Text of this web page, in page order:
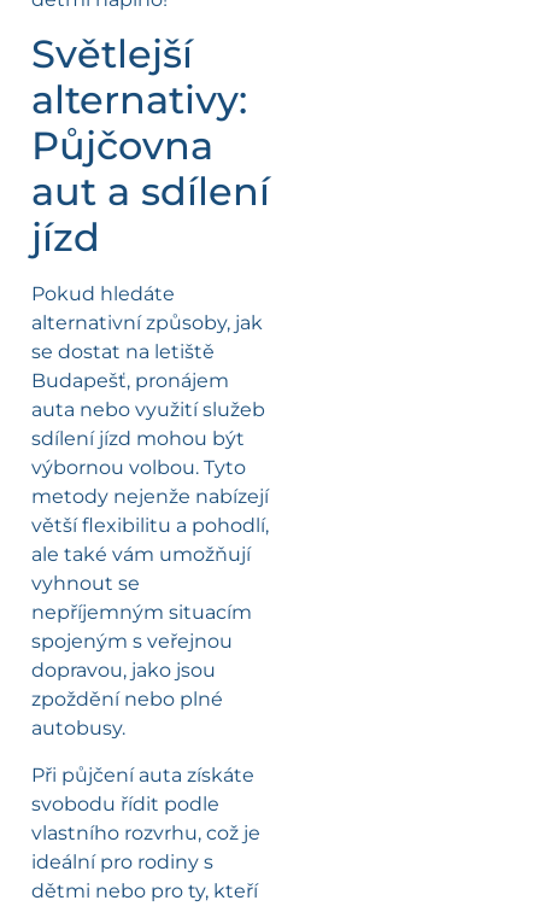
Světlejší
alternativy:
Půjčovna
aut a sdílení
jízd
Pokud hledáte
alternativní způsoby, jak
se dostat na letiště
Budapešť, pronájem
auta nebo využití služeb
sdílení jízd mohou být
výbornou volbou. Tyto
metody nejenže nabízejí
větší flexibilitu a pohodlí,
ale také vám umožňují
vyhnout se
nepříjemným situacím
spojeným s veřejnou
dopravou, jako jsou
zpoždění nebo plné
autobusy.
Při půjčení auta získáte
svobodu řídit podle
vlastního rozvrhu, což je
ideální pro rodiny s
dětmi nebo pro ty, kteří